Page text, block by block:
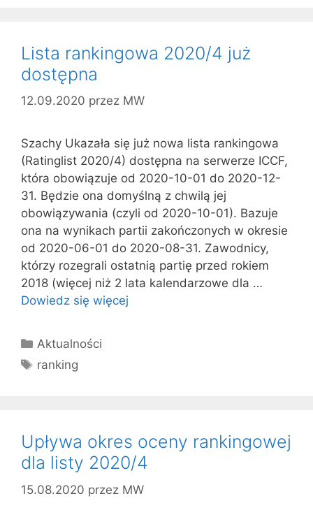
Lista rankingowa 2020/4 już
dostępna
12.09.2020 przez MW
Szachy Ukazała się już nowa lista rankingowa
(Ratinglist 2020/4) dostępna na serwerze ICCF,
która obowiązuje od 2020-10-01 do 2020-12-
31. Będzie ona domyślną z chwilą jej
obowiązywania (czyli od 2020-10-01). Bazuje
ona na wynikach partii zakończonych w okresie
od 2020-06-01 do 2020-08-31. Zawodnicy,
którzy rozegrali ostatnią partię przed rokiem
2018 (więcej niż 2 lata kalendarzowe dla …
Dowiedz się więcej
Kategorie
Aktualności
Tagi
ranking
Upływa okres oceny rankingowej
dla listy 2020/4
15.08.2020 przez MW